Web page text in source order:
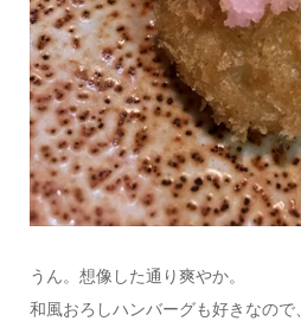
うん。想像した通り爽やか。
和風おろしハンバーグも好きなの